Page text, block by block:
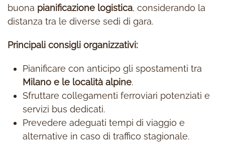
buona pianificazione logistica, considerando la
distanza tra le diverse sedi di gara.
Principali consigli organizzativi:
Pianificare con anticipo gli spostamenti tra
Milano e le località alpine.
Sfruttare collegamenti ferroviari potenziati e
servizi bus dedicati.
Prevedere adeguati tempi di viaggio e
alternative in caso di traffico stagionale.